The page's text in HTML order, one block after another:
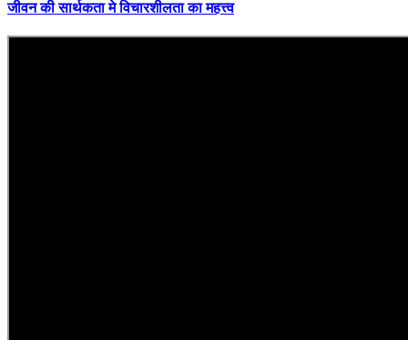
जीवन की सार्थकता मे विचारशीलता का महत्त्व